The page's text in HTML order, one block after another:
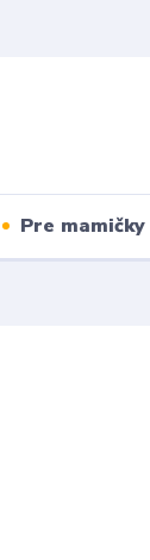
Pre mamičky